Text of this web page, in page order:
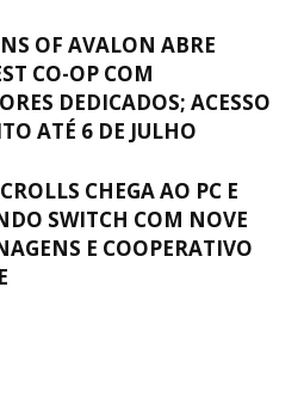
OF AVALON ABRE
CO-OP COM
DEDICADOS; ACESSO
ATÉ 6 DE JULHO
CHEGA AO PC E
SWITCH COM NOVE
E COOPERATIVO